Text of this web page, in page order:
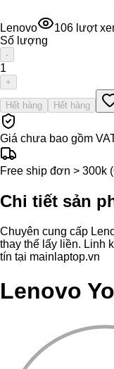
Lenovo 106 lượt
Số lượng
-
1
+
Hết hàng Hết hàng
Giá chưa bao gồm
Free ship đơn > 300k
Chi tiết sản
Chuyên cung cấp
thay thế lấy liền. Linh
tín tại mainlaptop.vn
Lenovo